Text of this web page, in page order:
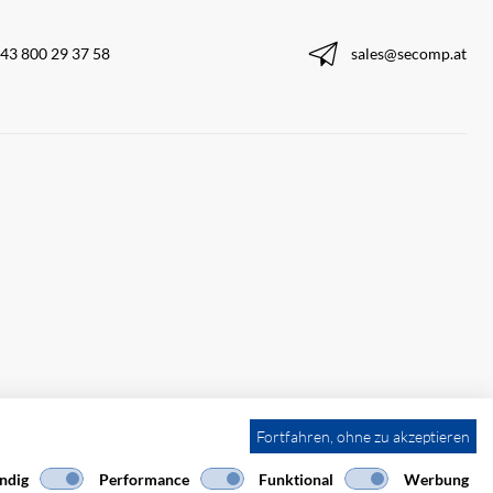
800 29 37 58 sales@secomp.at
Fortfahren, ohne zu akzeptieren
Performance Funktional Werbung